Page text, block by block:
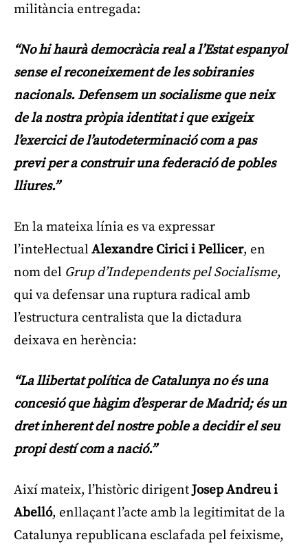
militància entregada:
“No hi haurà democràcia real a l’Estat espanyol
sense el reconeixement de les sobiranies
nacionals. Defensem un socialisme que neix
de la nostra pròpia identitat i que exigeix
l’exercici de l’autodeterminació com a pas
previ per a construir una federació de pobles
lliures.”
En la mateixa línia es va expressar
l’intel·lectualAlexandre Cirici i Pellicer, en
nom del Grup d’Independents pel Socialisme,
qui va defensar una ruptura radical amb
l’estructura centralista que la dictadura
deixava en herència:
“La llibertat política de Catalunya no és una
concesió que hàgim d’esperar de Madrid; és un
dret inherent del nostre poble a decidir el seu
propi destí com a nació.”
Així mateix, l’històric dirigentJosep Andreu i
Abelló, enllaçant l’acte amb la legitimitat de la
Catalunya republicana esclafada pel feixisme,